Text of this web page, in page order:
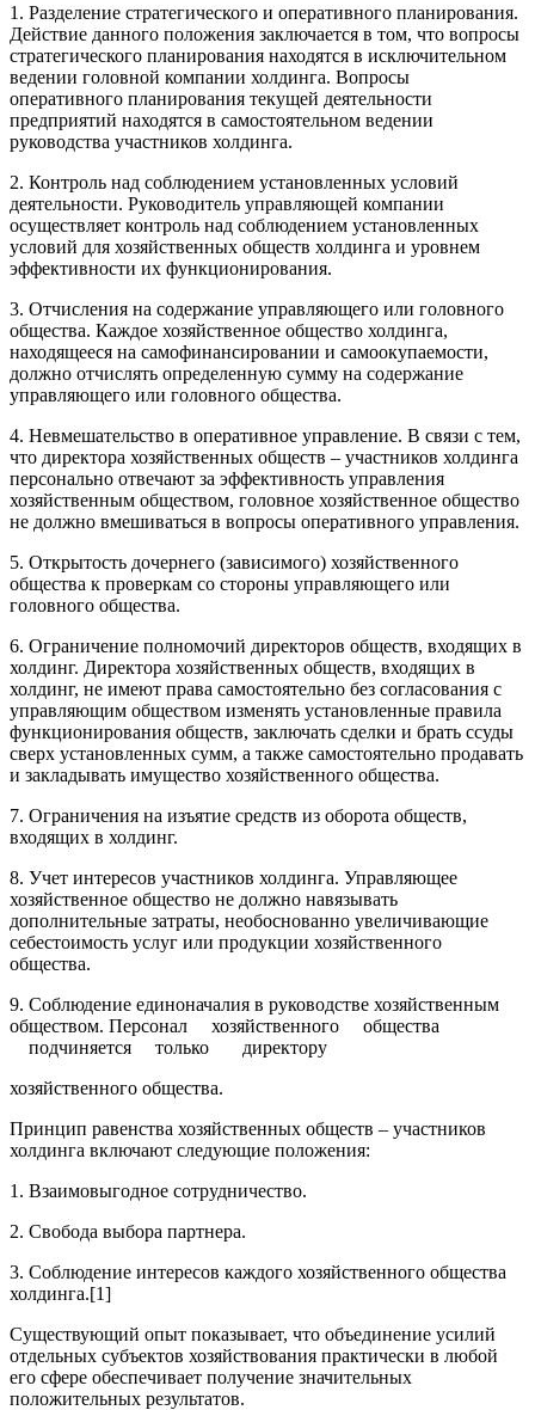
1. Разделение стратегического и оперативного планирования.
Действие данного положения заключается в том, что вопросы
стратегического планирования находятся в исключительном
ведении головной компании холдинга. Вопросы
оперативного планирования текущей деятельности
предприятий находятся в самостоятельном ведении
руководства участников холдинга.
2. Контроль над соблюдением установленных условий
деятельности. Руководитель управляющей компании
осуществляет контроль над соблюдением установленных
условий для хозяйственных обществ холдинга и уровнем
эффективности их функционирования.
3. Отчисления на содержание управляющего или головного
общества. Каждое хозяйственное общество холдинга,
находящееся на самофинансировании и самоокупаемости,
должно отчислять определенную сумму на содержание
управляющего или головного общества.
4. Невмешательство в оперативное управление. В связи с тем,
что директора хозяйственных обществ – участников холдинга
персонально отвечают за эффективность управления
хозяйственным обществом, головное хозяйственное общество
не должно вмешиваться в вопросы оперативного управления.
5. Открытость дочернего (зависимого) хозяйственного
общества к проверкам со стороны управляющего или
головного общества.
6. Ограничение полномочий директоров обществ, входящих в
холдинг. Директора хозяйственных обществ, входящих в
холдинг, не имеют права самостоятельно без согласования с
управляющим обществом изменять установленные правила
функционирования обществ, заключать сделки и брать ссуды
сверх установленных сумм, а также самостоятельно продавать
и закладывать имущество хозяйственного общества.
7. Ограничения на изъятие средств из оборота обществ,
входящих в холдинг.
8. Учет интересов участников холдинга. Управляющее
хозяйственное общество не должно навязывать
дополнительные затраты, необоснованно увеличивающие
себестоимость услуг или продукции хозяйственного
общества.
9. Соблюдение единоначалия в руководстве хозяйственным
обществом. Персонал хозяйственного общества
подчиняется только директору
хозяйственного общества.
Принцип равенства хозяйственных обществ – участников
холдинга включают следующие положения:
1. Взаимовыгодное сотрудничество.
2. Свобода выбора партнера.
3. Соблюдение интересов каждого хозяйственного общества
холдинга.[1]
Существующий опыт показывает, что объединение усилий
отдельных субъектов хозяйствования практически в любой
его сфере обеспечивает получение значительных
положительных результатов.